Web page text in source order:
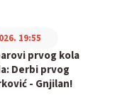
prvog kola
Derbi prvog
- Gnjilan!
19:55